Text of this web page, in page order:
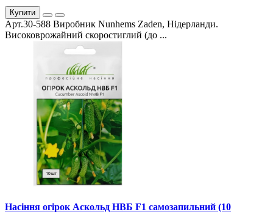
Купити
Арт.30-588 Виробник Nunhems Zaden, Нідерланди.
Високоврожайний скоростиглий (до ...
Насіння огірок Аскольд НВБ F1 самозапильний (10